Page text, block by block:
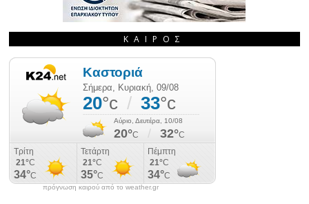
ΚΑΙΡΌΣ
πρόγνωση καιρού από το weather.gr